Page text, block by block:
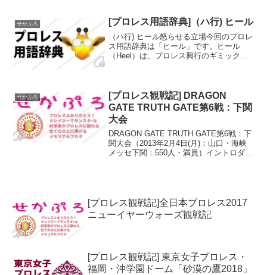
て、秋に延期されたはずが、いつの...
せかぷろ [プロレス用語辞典]（ハ行) ヒール
（ハ行) ヒール怒らせる立場今回のプロレ
ス用語辞典は「ヒール」です。ヒール
（Heel）は、プロレス興行のギミック
メリカのプロレス業界...
せかぷろ
[プロレス観戦記] DRAGON
GATE TRUTH GATE第6戦：下関
大会
DRAGON GATE TRUTH GATE第6戦：下
関大会（2013年2月4日(月)：山口・海峡
メッセ下関：550人・満員）イントロダク
[プロレス観戦記]全日本プロレス2017
ニューイヤーウォーズ観戦記
[プロレス観戦記] 東京女子プロレス・
福岡・沖学園ドーム「砂漠の鷹2018」